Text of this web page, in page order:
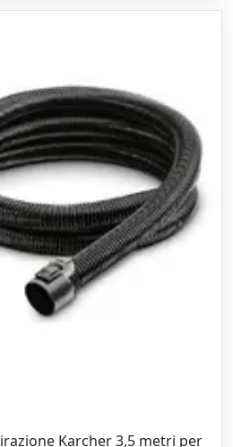
Karcher 3,5 metri per